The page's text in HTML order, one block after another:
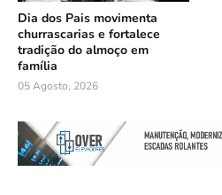
Dia dos Pais movimenta
churrascarias e fortalece
tradição do almoço em
família
05 Agosto, 2026